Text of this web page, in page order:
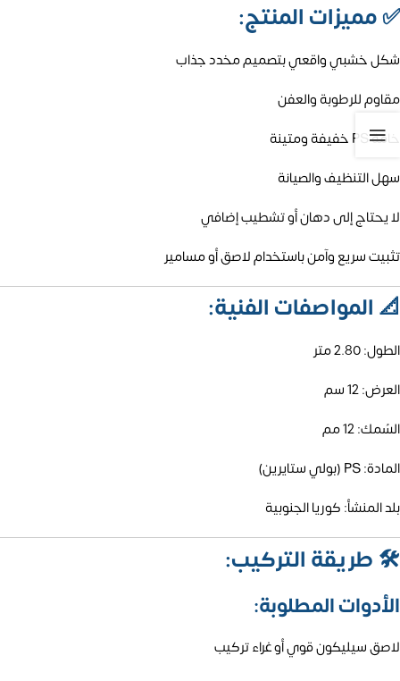
✅مميزات المنتج:
شكل خشبي واقعي بتصميم مخدد جذاب
مقاوم للرطوبة والعفن
خامة PS خفيفة ومتينة
سهل التنظيف والصيانة
لا يحتاج إلى دهان أو تشطيب إضافي
تثبيت سريع وآمن باستخدام لاصق أو مسامير
📐 المواصفات الفنية:
الطول: 2.80 متر
العرض: 12 سم
السُمك: 12 مم
المادة: PS (بولي ستايرين)
بلد المنشأ: كوريا الجنوبية
🛠️ طريقة التركيب:
الأدوات المطلوبة:
لاصق سيليكون قوي أو غراء تركيب